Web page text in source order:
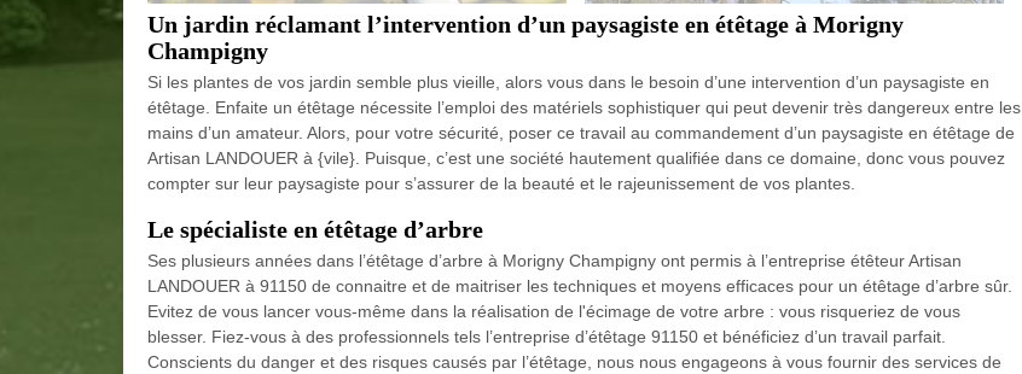
Un jardin réclamant l’intervention d’un paysagiste en étêtage à Morigny
Champigny
Si les plantes de vos jardin semble plus vieille, alors vous dans le besoin d’une intervention d’un paysagiste en
étêtage. Enfaite un étêtage nécessite l’emploi des matériels sophistiquer qui peut devenir très dangereux entre les
mains d’un amateur. Alors, pour votre sécurité, poser ce travail au commandement d’un paysagiste en étêtage de
Artisan LANDOUER à {vile}. Puisque, c’est une société hautement qualifiée dans ce domaine, donc vous pouvez
compter sur leur paysagiste pour s’assurer de la beauté et le rajeunissement de vos plantes.
Le spécialiste en étêtage d’arbre
Ses plusieurs années dans l’étêtage d’arbre à Morigny Champigny ont permis à l’entreprise étêteur Artisan
LANDOUER à 91150 de connaitre et de maitriser les techniques et moyens efficaces pour un étêtage d’arbre sûr.
Evitez de vous lancer vous-même dans la réalisation de l'écimage de votre arbre : vous risqueriez de vous
blesser. Fiez-vous à des professionnels tels l’entreprise d’étêtage 91150 et bénéficiez d’un travail parfait.
Conscients du danger et des risques causés par l’étêtage, nous nous engageons à vous fournir des services de